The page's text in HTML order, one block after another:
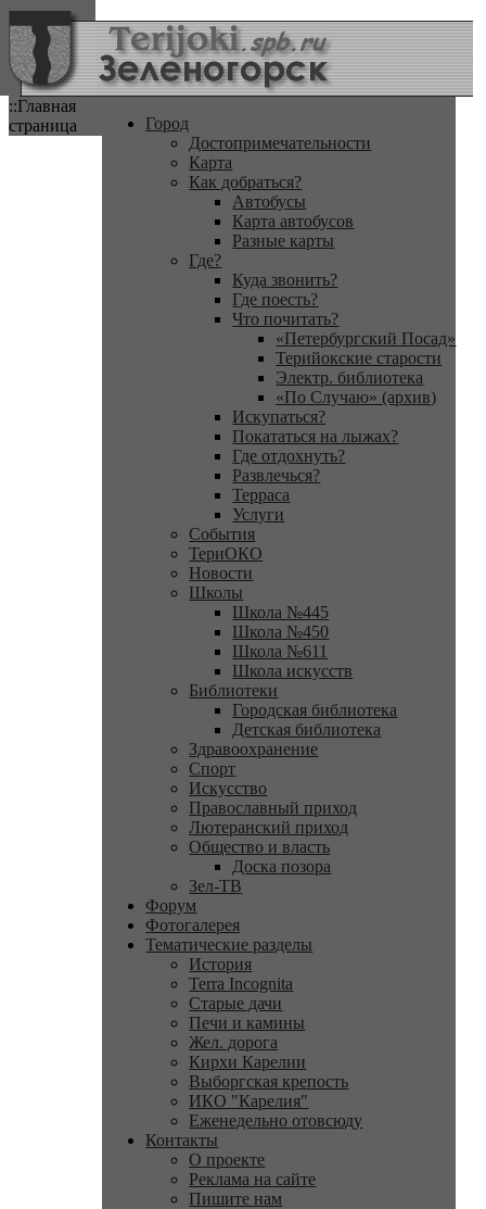
::Главная
страница
Город
Достопримечательности
Карта
Как добраться?
Автобусы
Карта автобусов
Разные карты
Где?
Куда звонить?
Где поесть?
Что почитать?
«Петербургский Посад»
Терийокские старости
Электр. библиотека
«По Случаю» (архив)
Искупаться?
Покататься на лыжах?
Где отдохнуть?
Развлечься?
Терраса
Услуги
События
ТериОКО
Новости
Школы
Школа №445
Школа №450
Школа №611
Школа искусств
Библиотеки
Городская библиотека
Детская библиотека
Здравоохранение
Спорт
Искусство
Православный приход
Лютеранский приход
Общество и власть
Доска позора
Зел-ТВ
Форум
Фотогалерея
Тематические разделы
История
Terra Incognita
Старые дачи
Печи и камины
Жел. дорога
Кирхи Карелии
Выборгская крепость
ИКО "Карелия"
Еженедельно отовсюду
Контакты
О проекте
Реклама на сайте
Пишите нам